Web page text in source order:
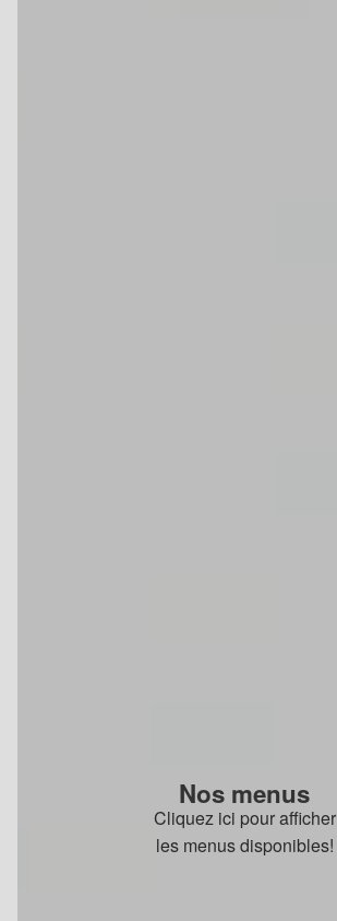
Nos menus
Cliquez ici pour afficher
les menus disponibles!